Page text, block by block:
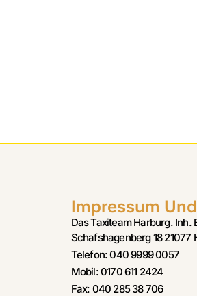
Impressum
Das Taxiteam Harburg. Inh.
Schafshagenberg 18 21077
Telefon: 040 9999 0057
Mobil: 0170 611 2424
Fax: 040 285 38 706